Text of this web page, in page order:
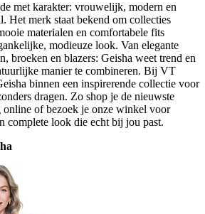
met karakter: vrouwelijk, modern en
Het merk staat bekend om collecties
materialen en comfortabele fits
modieuze look. Van elegante
broeken en blazers: Geisha weet trend en
manier te combineren. Bij VT
binnen een inspirerende collectie voor
dragen. Zo shop je de nieuwste
online of bezoek je onze winkel voor
complete look die echt bij jou past.